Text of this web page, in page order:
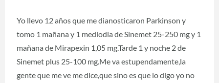
Yo llevo 12 años que me dianosticaron Parkinson y
tomo 1 mañana y 1 mediodia de Sinemet 25-250 mg y 1
mañana de Mirapexin 1,05 mg.Tarde 1 y noche 2 de
Sinemet plus 25-100 mg.Me va estupendamente,la
gente que me ve me dice,que sino es que lo digo yo no